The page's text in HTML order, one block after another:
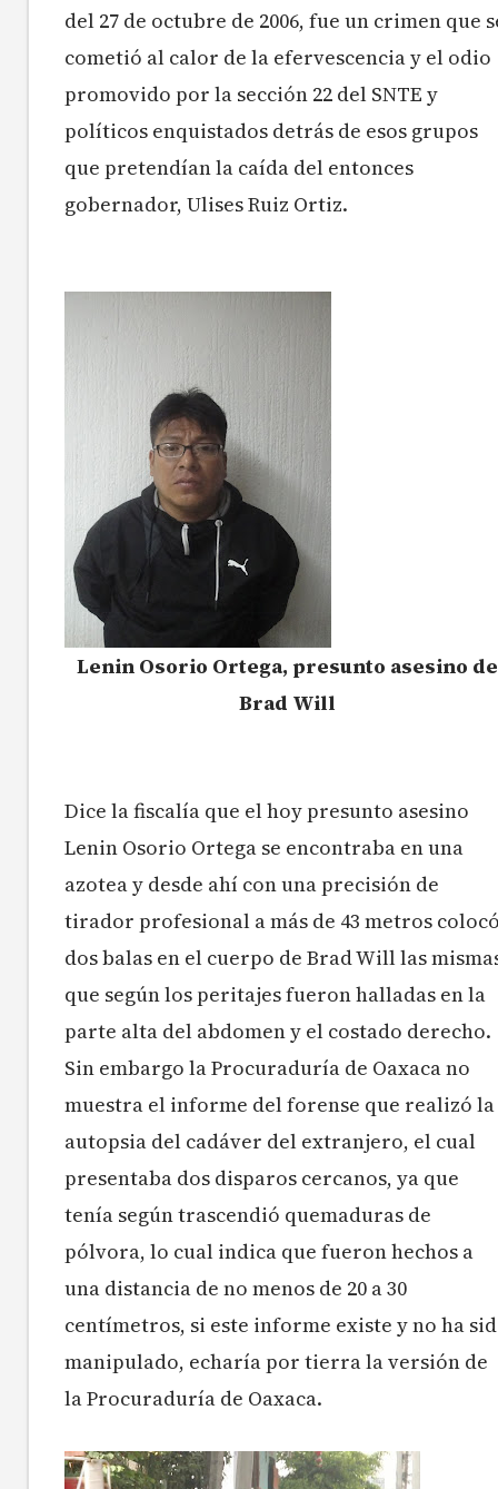
del 27 de octubre de 2006, fue un crimen que
cometió al calor de la efervescencia y el odio
promovido por la sección 22 del SNTE y
políticos enquistados detrás de esos grupos
que pretendían la caída del entonces
gobernador, Ulises Ruiz Ortiz.
Lenin Osorio Ortega, presunto asesino de
Brad Will
Dice la fiscalía que el hoy presunto asesino
Lenin Osorio Ortega se encontraba en una
azotea y desde ahí con una precisión de
tirador profesional a más de 43 metros
dos balas en el cuerpo de Brad Will las
que según los peritajes fueron halladas en la
parte alta del abdomen y el costado derecho.
Sin embargo la Procuraduría de Oaxaca no
muestra el informe del forense que realizó la
autopsia del cadáver del extranjero, el cual
presentaba dos disparos cercanos, ya que
tenía según trascendió quemaduras de
pólvora, lo cual indica que fueron hechos a
una distancia de no menos de 20 a 30
centímetros, si este informe existe y no ha
manipulado, echaría por tierra la versión de
la Procuraduría de Oaxaca.